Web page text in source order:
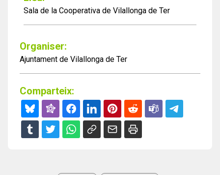
Sala de la Cooperativa de Vilallonga de Ter
Organiser:
Ajuntament de Vilallonga de Ter
Comparteix: